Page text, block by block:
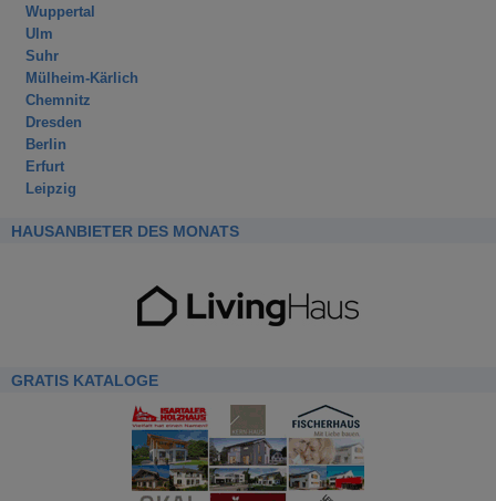
Wuppertal
Ulm
Suhr
Mülheim-Kärlich
Chemnitz
Dresden
Berlin
Erfurt
Leipzig
HAUSANBIETER DES MONATS
GRATIS KATALOGE